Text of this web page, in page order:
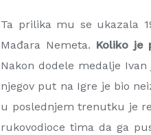
Ta prilika mu se ukazala
Mađara Nemeta. Koliko je
Nakon dodele medalje
njegov put na Igre je bio
u poslednjem trenutku je
rukovodioce tima da ga